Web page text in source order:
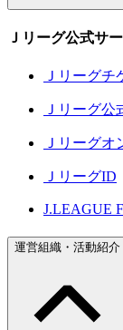
Ｊリーグ公式サ
Ｊリーグチ
Ｊリーグ公
Ｊリーグ
ＪリーグID
J.LEAGUE
運営組織・活動紹介